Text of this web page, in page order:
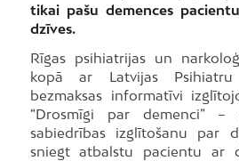
tikai pašu demences
dzīves.
Rīgas psihiatrijas un
kopā ar Latvijas Psihiatru
bezmaksas informatīvi
“Drosmīgi par demenci”
sabiedrības izglītošanu par
sniegt atbalstu pacientu ar